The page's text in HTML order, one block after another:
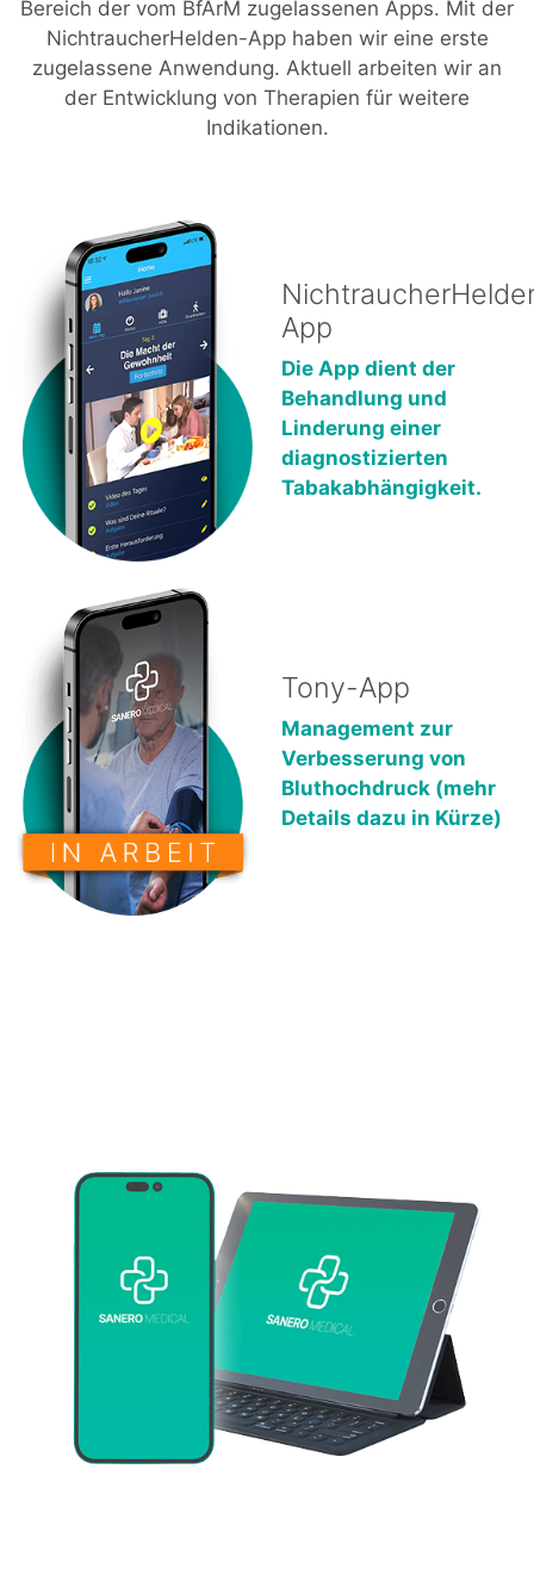
Bereich der vom BfArM zugelassenen Apps. Mit der
NichtraucherHelden-App haben wir eine erste
zugelassene Anwendung. Aktuell arbeiten wir an
der Entwicklung von Therapien für weitere
Indikationen.
App
Die App dient der
Behandlung und
Linderung einer
diagnostizierten
Tabakabhängigkeit.
Tony-App
Management zur
Verbesserung von
Bluthochdruck (mehr
Details dazu in Kürze)